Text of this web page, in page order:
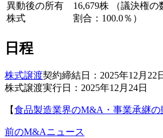
異動後の所有
株式
16,679株 （議決権の
割合：100.0％）
日程
株式譲渡契約締結日：2025年12月22
株式譲渡実行日：2025年12月24日
【食品製造業界のM&A・事業承継の
前のM&Aニュース